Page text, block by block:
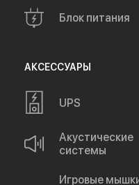
Блок питания
АКСЕССУАРЫ
UPS
Акустические
системы
Игровые